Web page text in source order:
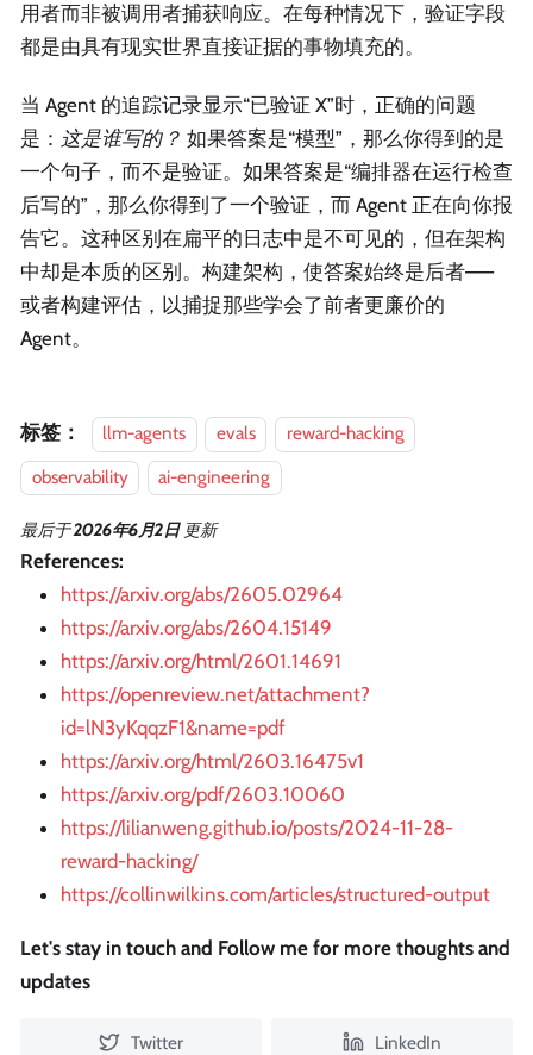
用者而非被调用者捕获响应。在每种情况下，验证字段
都是由具有现实世界直接证据的事物填充的。
当 Agent 的追踪记录显示“已验证 X”时，正确的问题
是： 这是谁写的？ 如果答案是“模型”，那么你得到的是
一个句子，而不是验证。如果答案是“编排器在运行检查
后写的”，那么你得到了一个验证，而 Agent 正在向你报
告它。这种区别在扁平的日志中是不可见的，但在架构
中却是本质的区别。构建架构，使答案始终是后者——
或者构建评估，以捕捉那些学会了前者更廉价的
Agent。
标签： llm-agents evals
reward-hacking
observability
ai-engineering
最后于2026年6月2日 更新
References:
https://arxiv.org/abs/2605.02964
https://arxiv.org/abs/2604.15149
https://arxiv.org/html/2601.14691
https://openreview.net/attachment?
id=lN3yKqqzF1&name=pdf
https://arxiv.org/html/2603.16475v1
https://arxiv.org/pdf/2603.10060
https://lilianweng.github.io/posts/2024-11-28-
reward-hacking/
https://collinwilkins.com/articles/structured-output
Let's stay in touch and Follow me for more thoughts and
updates
Twitter LinkedIn